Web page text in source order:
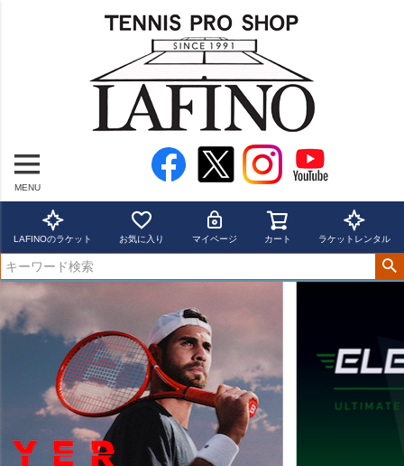
MENU
LAFINOのラケット お気に入り マイページ カート ラケットレンタル